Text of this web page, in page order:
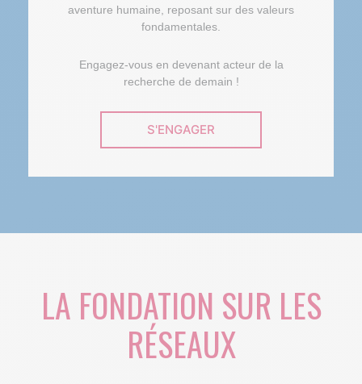
aventure humaine, reposant sur des valeurs
fondamentales.
Engagez-vous en devenant acteur de la
recherche de demain !
S'ENGAGER
LA FONDATION SUR LES
RÉSEAUX